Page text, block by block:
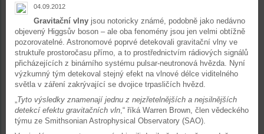
04.09.2012
Gravitační vlny jsou notoricky známé, podobně jako nedávno
objevený Higgsův boson – ale oba fenomény jsou jen velmi obtížně
pozorovatelné. Astronomové poprvé detekovali gravitační vlny ve
struktuře prostoročasu přímo, a to prostřednictvím rádiových signálů
přicházejících z binárního systému pulsar-neutronová hvězda. Nyní
výzkumný tým detekoval stejný efekt na vlnové délce viditelného
světla v záření zakrývající se dvojice trpasličích hvězd.
„Tyto výsledky znamenají jednu z nejzřetelnějších a nejsilnějších
detekcí efektu gravitačních vln,“ říká Warren Brown, člen vědeckého
týmu ze Smithsonian Astrophysical Observatory (SAO).